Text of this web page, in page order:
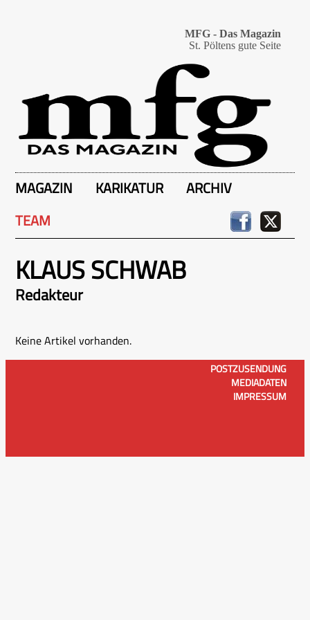
MFG - Das Magazin
St. Pöltens gute Seite
MAGAZIN KARIKATUR
ARCHIV
TEAM
KLAUS SCHWAB
Redakteur
Keine Artikel vorhanden.
POSTZUSENDUNG
MEDIADATEN
IMPRESSUM